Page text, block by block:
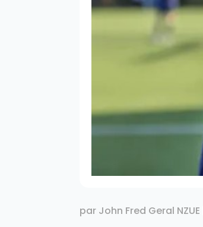
par John Fred Geral NZUE